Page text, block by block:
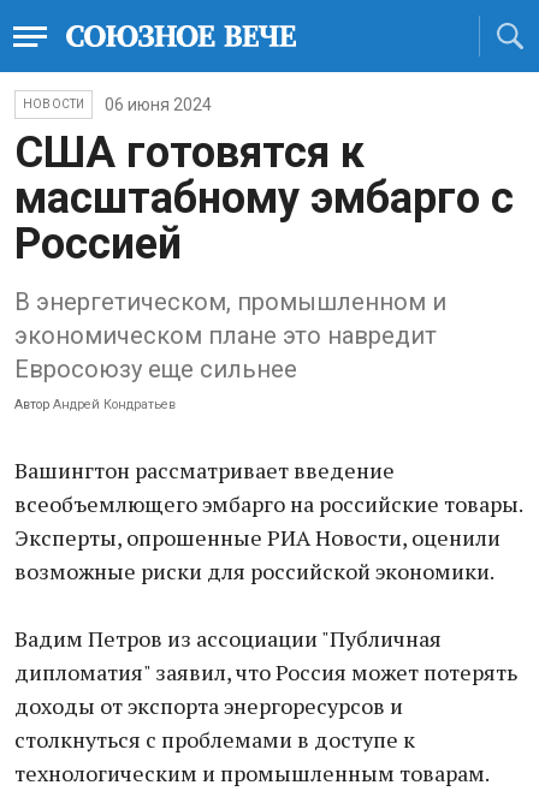
НОВОСТИ 06 июня 2024
США готовятся к
масштабному эмбарго с
Россией
В энергетическом, промышленном и
экономическом плане это навредит
Евросоюзу еще сильнее
Автор Андрей Кондратьев
Вашингтон рассматривает введение
всеобъемлющего эмбарго на российские товары.
Эксперты, опрошенные РИА Новости, оценили
возможные риски для российской экономики.
Вадим Петров из ассоциации "Публичная
дипломатия" заявил, что Россия может потерять
доходы от экспорта энергоресурсов и
столкнуться с проблемами в доступе к
технологическим и промышленным товарам.